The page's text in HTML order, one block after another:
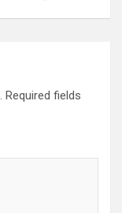
Required fields